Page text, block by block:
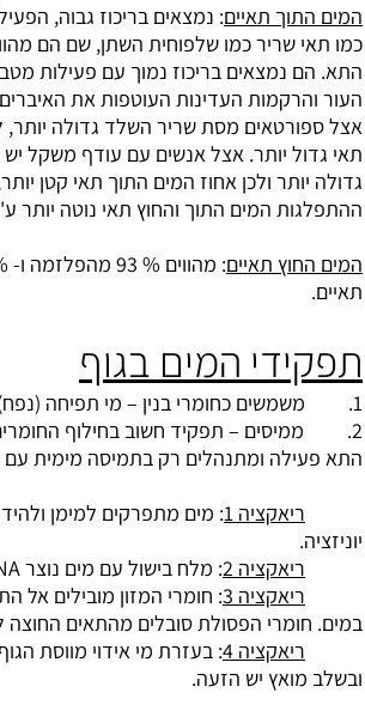
המים התוך תאיים: נמצאים בריכוז גבוה,
התא. הם נמצאים בריכוז נמוך עם פעילות
העור והרקמות העדינות העוטפות את
אצל ספורטאים מסת שריר השלד גדולה יותר,
תאי גדול יותר. אצל אנשים עם עודף משקל
גדולה יותר ולכן אחוז המים התוך תאי קטן
ההתפלגות המים התוך והחוץ תאי נוטה יותר
המים החוץ תאיים
תאיים.
תפקידי המים בגוף
1. משמשים כחומרי בנין – מי תפיחה (נפח).
2. ממיסים – תפקיד חשוב בחילוף
התא פעילה ומתנהלים רק בתמיסה מימית עם
ריאקציה 1
יוניזציה.
ריאקציה 2
: מלח בישול עם מים נוצר NA ו CL – הידרושין.
ריאקציה 3
: חומרי המזון מובילים אל
במים. חומרי הפסולת סובלים מהתאים החוצה
ריאקציה 4
: בעזרת מי אידוי מווסת
ובשלב מואץ יש הזעה.